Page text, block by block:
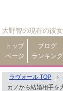
大野智の現在の彼
トップ
ページ
ブログ
ランキング
ラヴォール TOP
カノから結婚相手を